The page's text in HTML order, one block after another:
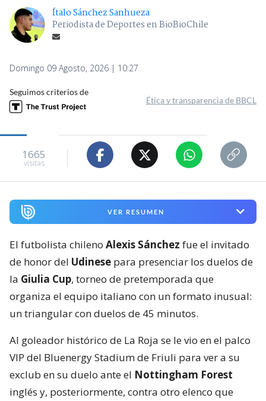
Ítalo Sánchez Sanhueza
Periodista de Deportes en BioBioChile
Domingo 09 Agosto, 2026 | 10:27
Seguimos criterios de
Ética y transparencia de BBCL
1665
visitas
VER RESUMEN
El futbolista chileno Alexis Sánchez fue el invitado
de honor del Udinese para presenciar los duelos de
la Giulia Cup, torneo de pretemporada que
organiza el equipo italiano con un formato inusual:
un triangular con duelos de 45 minutos.
Al goleador histórico de La Roja se le vio en el palco
VIP del Bluenergy Stadium de Friuli para ver a su
exclub en su duelo ante el Nottingham Forest
inglés y, posteriormente, contra otro elenco que